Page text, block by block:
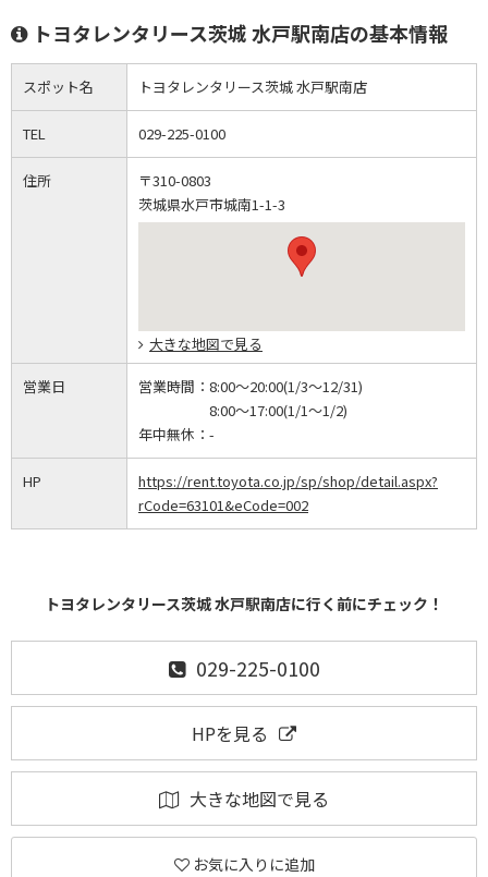
トヨタレンタリース茨城 水戸駅南店の基本情報
スポット名 トヨタレンタリース茨城 水戸駅南店
TEL 029-225-0100
住所
〒310-0803
茨城県水戸市城南1-1-3
大きな地図で見る
営業日 営業時間： 8:00～20:00(1/3～12/31)
8:00～17:00(1/1～1/2)
年中無休： -
HP
https://rent.toyota.co.jp/sp/shop/detail.aspx?
rCode=63101&eCode=002
トヨタレンタリース茨城 水戸駅南店に行く前にチェック！
029-225-0100
HPを見る
大きな地図で見る
お気に入りに追加